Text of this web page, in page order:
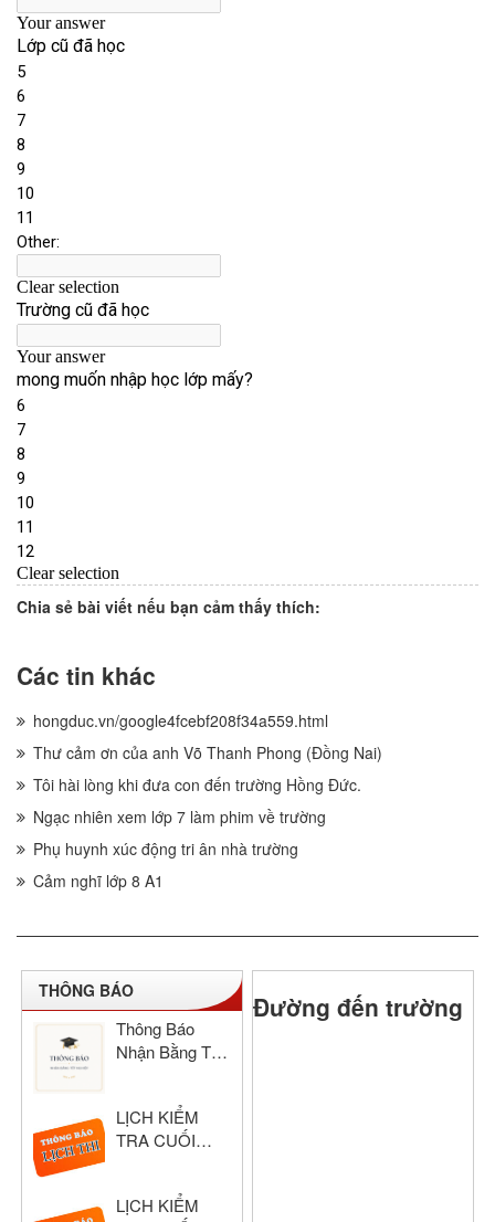
Chia sẻ bài viết nếu bạn cảm thấy thích:
Các tin khác
hongduc.vn/google4fcebf208f34a559.html
Thư cảm ơn của anh Võ Thanh Phong (Đồng Nai)
Tôi hài lòng khi đưa con đến trường Hồng Đức.
Ngạc nhiên xem lớp 7 làm phim về trường
Phụ huynh xúc động tri ân nhà trường
Cảm nghĩ lớp 8 A1
THÔNG BÁO
Thông Báo
Nhận Bằng Tốt
Đức Năm Học
2024–2025
LỊCH KIỂM
TRA CUỐI
NĂM HỌC:
LỊCH KIỂM
Đường đến trường